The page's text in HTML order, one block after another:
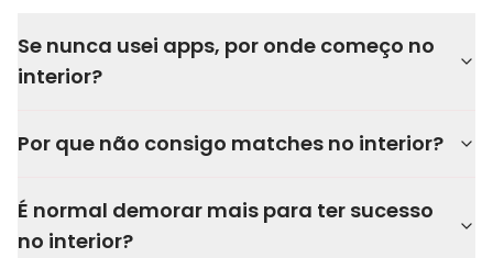
Se nunca usei apps, por onde começo no
interior?
Por que não consigo matches no interior?
É normal demorar mais para ter sucesso
no interior?